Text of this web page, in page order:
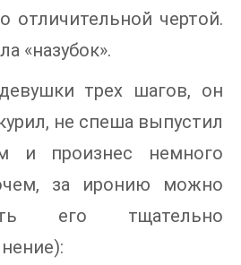
отличительной чертой.
«назубок».
трех шагов, он
не спеша выпустил
и произнес немного
за иронию можно
его тщательно